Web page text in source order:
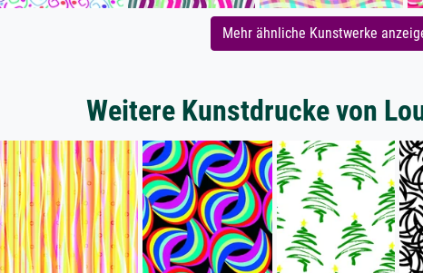
Mehr ähnliche Kunstwerke
Weitere Kunstdrucke von